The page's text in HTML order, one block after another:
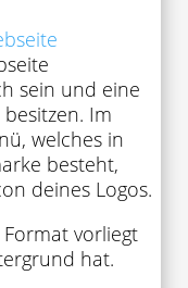
sein und eine
Im
welches in
besteht,
deines Logos.
vorliegt
hat.